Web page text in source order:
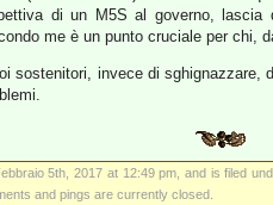
di un M5S al governo, lascia
me è un punto cruciale per chi,
sostenitori, invece di
5th, 2017 at 12:49 pm, and is filed
and pings are currently closed.